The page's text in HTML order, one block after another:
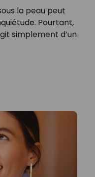
la peau peut
Pourtant,
simplement d’un